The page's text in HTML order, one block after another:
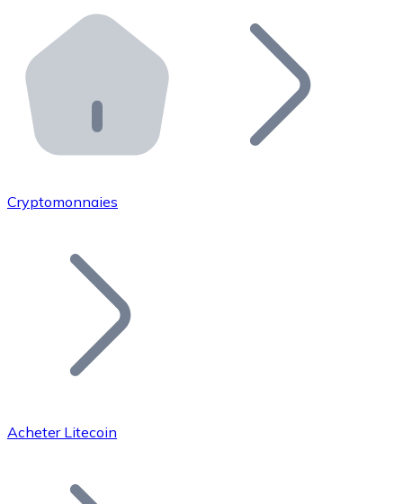
Distributeurs automatiques Bitnovo
Intégrez un ATM Bitnovo dans votre entreprise et
API Bitnovo
Intégrez notre API dans votre écosystème.
Rejoignez notre réseau de distributeurs et
Ajoutez le token de votre projet à notre service
Bitcoin
Cryptomonnaies
Acheter Litecoin